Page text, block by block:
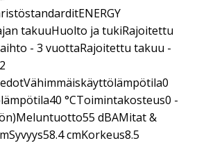
takuuHuolto ja tukiRajoitettu
- 3 vuottaRajoitettu takuu -
°CToimintakosteus0 -
dBAMitat &
cmKorkeus8.5